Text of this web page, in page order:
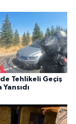
Tehlikeli Geçiş